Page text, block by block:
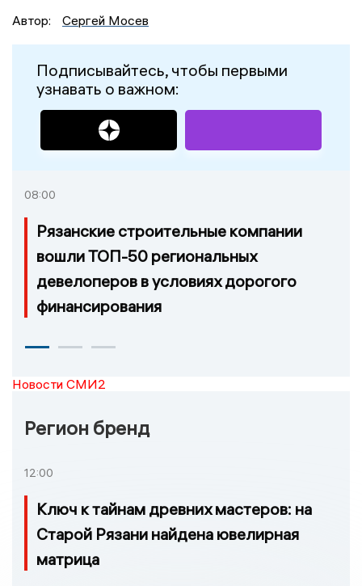
Автор:
Сергей Мосев
Подписывайтесь, чтобы первыми
узнавать о важном:
08:00
Рязанские строительные компании
вошли ТОП-50 региональных
девелоперов в условиях дорогого
финансирования
Новости СМИ2
Регион бренд
12:00
Ключ к тайнам древних мастеров: на
Старой Рязани найдена ювелирная
матрица